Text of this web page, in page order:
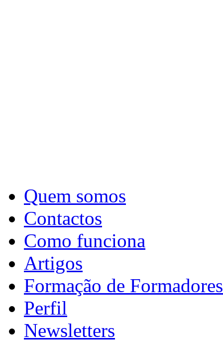
Quem somos
Contactos
Como funciona
Artigos
Formação de Formadores
Perfil
Newsletters